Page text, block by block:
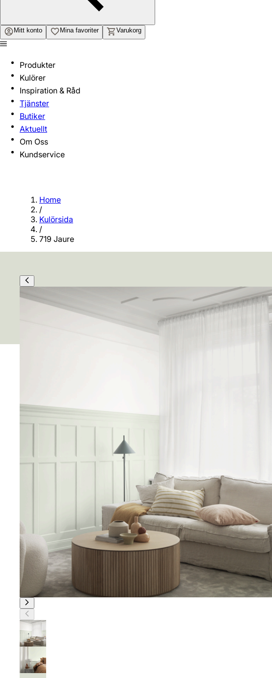
Mitt konto Mina favoriter Varukorg
Produkter
Kulörer
Inspiration & Råd
Tjänster
Butiker
Aktuellt
Om Oss
Kundservice
Home
/
Kulörsida
/
719 Jaure